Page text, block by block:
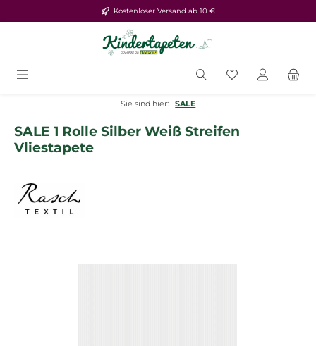
Zum Hauptinhalt springenKostenloser Versand ab 10 €
Du hast 0
Sie sind hier: SALE
SALE 1 Rolle Silber Weiß Streifen
Vliestapete